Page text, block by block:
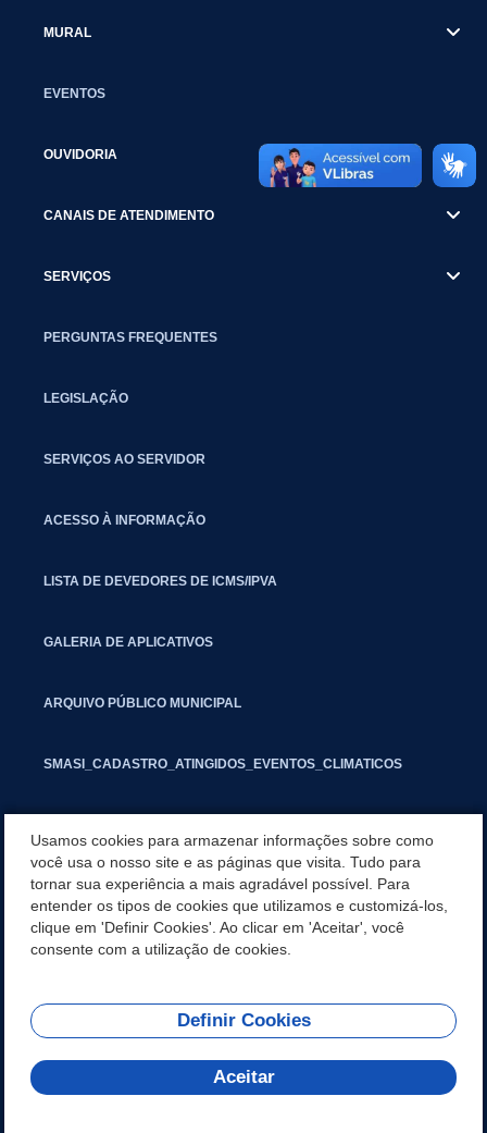
MURAL
EVENTOS
OUVIDORIA
CANAIS DE ATENDIMENTO
SERVIÇOS
PERGUNTAS FREQUENTES
LEGISLAÇÃO
SERVIÇOS AO SERVIDOR
ACESSO À INFORMAÇÃO
LISTA DE DEVEDORES DE ICMS/IPVA
GALERIA DE APLICATIVOS
ARQUIVO PÚBLICO MUNICIPAL
SMASI_CADASTRO_ATINGIDOS_EVENTOS_CLIMATICOS
INFORMATIVO PIT
SEGUNDA VIA IPTU
REDES SOCIAIS
Usamos cookies para armazenar informações sobre como
você usa o nosso site e as páginas que visita. Tudo para
tornar sua experiência a mais agradável possível. Para
entender os tipos de cookies que utilizamos e customizá-los,
clique em 'Definir Cookies'. Ao clicar em 'Aceitar', você
consente com a utilização de cookies.
Definir Cookies
Aceitar